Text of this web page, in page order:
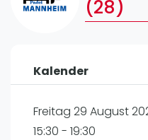
Veranstaltungen
International
Ranking
(28)
Kalender
Freitag 29 August
15:30 - 19:30